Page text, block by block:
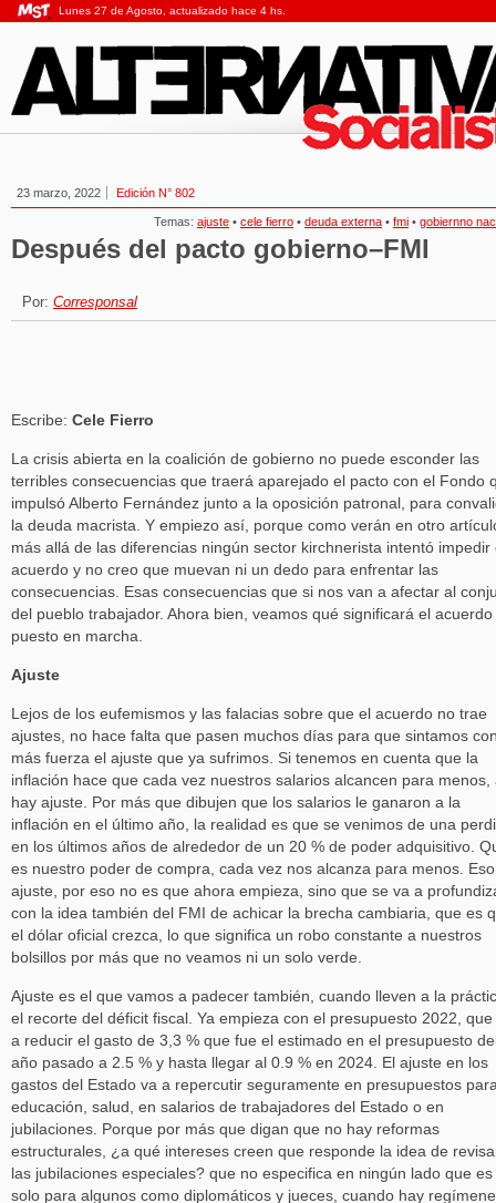
Lunes 27 de Agosto, actualizado hace 4 hs.
23 marzo, 2022 Edición N° 802
Temas: ajuste • cele fierro • deuda externa • fmi • gobiernno
Después del pacto gobierno–FMI
Por: Corresponsal
Escribe: Cele Fierro
La crisis abierta en la coalición de gobierno no puede esconder las
terribles consecuencias que traerá aparejado el pacto con el Fondo
impulsó Alberto Fernández junto a la oposición patronal, para
la deuda macrista. Y empiezo así, porque como verán en otro
más allá de las diferencias ningún sector kirchnerista intentó impedir
acuerdo y no creo que muevan ni un dedo para enfrentar las
consecuencias. Esas consecuencias que si nos van a afectar al
del pueblo trabajador. Ahora bien, veamos qué significará el acuerdo
puesto en marcha.
Ajuste
Lejos de los eufemismos y las falacias sobre que el acuerdo no trae
ajustes, no hace falta que pasen muchos días para que sintamos
más fuerza el ajuste que ya sufrimos. Si tenemos en cuenta que la
inflación hace que cada vez nuestros salarios alcancen para menos,
hay ajuste. Por más que dibujen que los salarios le ganaron a la
inflación en el último año, la realidad es que se venimos de una
en los últimos años de alrededor de un 20 % de poder adquisitivo.
es nuestro poder de compra, cada vez nos alcanza para menos.
ajuste, por eso no es que ahora empieza, sino que se va a
con la idea también del FMI de achicar la brecha cambiaria, que es
el dólar oficial crezca, lo que significa un robo constante a nuestros
bolsillos por más que no veamos ni un solo verde.
Ajuste es el que vamos a padecer también, cuando lleven a la
el recorte del déficit fiscal. Ya empieza con el presupuesto 2022, que
a reducir el gasto de 3,3 % que fue el estimado en el presupuesto
año pasado a 2.5 % y hasta llegar al 0.9 % en 2024. El ajuste en los
gastos del Estado va a repercutir seguramente en presupuestos
educación, salud, en salarios de trabajadores del Estado o en
jubilaciones. Porque por más que digan que no hay reformas
estructurales, ¿a qué intereses creen que responde la idea de
las jubilaciones especiales? que no especifica en ningún lado que es
solo para algunos como diplomáticos y jueces, cuando hay